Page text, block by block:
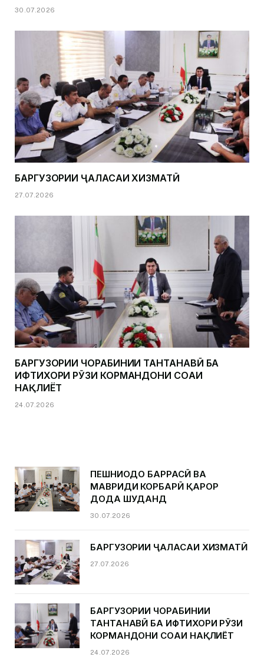
30.07.2026
БАРГУЗОРИИ ҶАЛАСАИ ХИЗМАТӢ
27.07.2026
БАРГУЗОРИИ ЧОРАБИНИИ ТАНТАНАВӢ БА
ИФТИХОРИ РӮЗИ КОРМАНДОНИ СОҲАИ
НАҚЛИЁТ
24.07.2026
ПЕШНИҲОДҲО БАРРАСӢ ВА
МАВРИДИ КОРБАРӢ ҚАРОР
ДОДА ШУДАНД
30.07.2026
БАРГУЗОРИИ ҶАЛАСАИ ХИЗМАТӢ
27.07.2026
БАРГУЗОРИИ ЧОРАБИНИИ
ТАНТАНАВӢ БА ИФТИХОРИ РӮЗИ
КОРМАНДОНИ СОҲАИ НАҚЛИЁТ
24.07.2026